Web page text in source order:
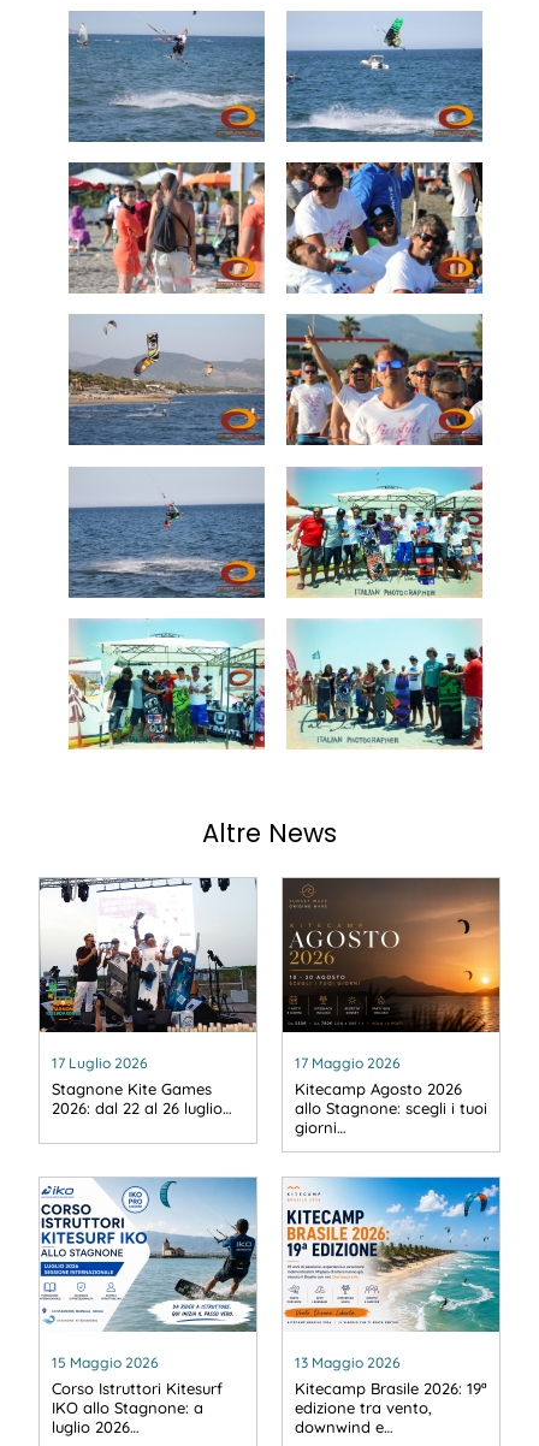
Altre News
17 Luglio 2026
Stagnone Kite Games
2026: dal 22 al 26 luglio…
17 Maggio 2026
Kitecamp Agosto 2026
allo Stagnone: scegli i tuoi
giorni…
15 Maggio 2026
Corso Istruttori Kitesurf
IKO allo Stagnone: a
luglio 2026…
13 Maggio 2026
Kitecamp Brasile 2026: 19ª
edizione tra vento,
downwind e…